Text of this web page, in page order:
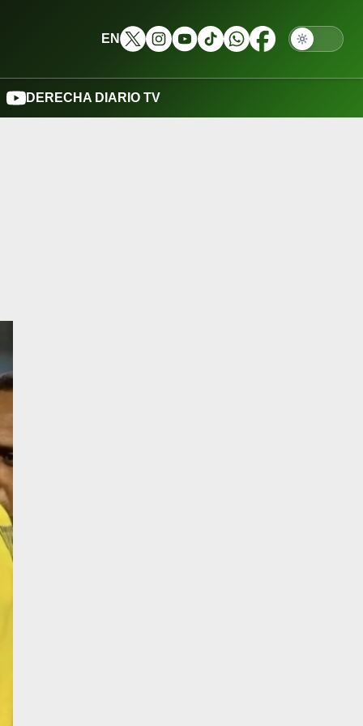
EN
DERECHA DIARIO TV